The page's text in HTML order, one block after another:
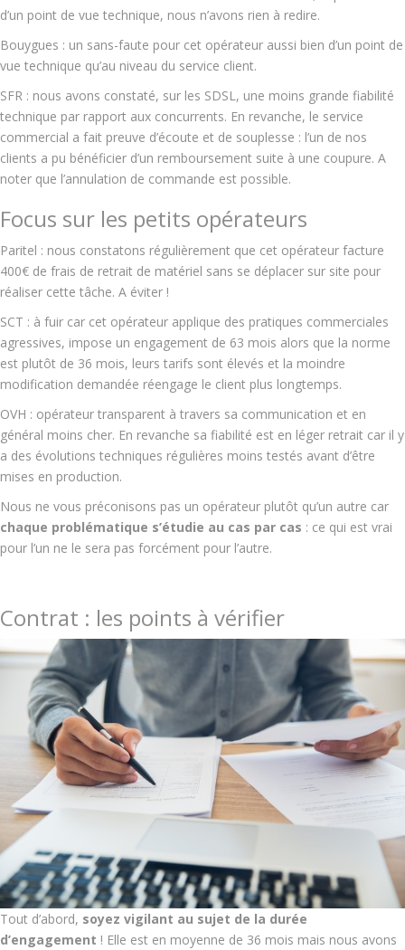
d’un point de vue technique, nous n’avons rien à redire.
Bouygues : un sans-faute pour cet opérateur aussi bien d’un point de
vue technique qu’au niveau du service client.
SFR : nous avons constaté, sur les SDSL, une moins grande fiabilité
technique par rapport aux concurrents. En revanche, le service
commercial a fait preuve d’écoute et de souplesse : l’un de nos
clients a pu bénéficier d’un remboursement suite à une coupure. A
noter que l’annulation de commande est possible.
Focus sur les petits opérateurs
Paritel : nous constatons régulièrement que cet opérateur facture
400€ de frais de retrait de matériel sans se déplacer sur site pour
réaliser cette tâche. A éviter !
SCT : à fuir car cet opérateur applique des pratiques commerciales
agressives, impose un engagement de 63 mois alors que la norme
est plutôt de 36 mois, leurs tarifs sont élevés et la moindre
modification demandée réengage le client plus longtemps.
OVH : opérateur transparent à travers sa communication et en
général moins cher. En revanche sa fiabilité est en léger retrait car il y
a des évolutions techniques régulières moins testés avant d’être
mises en production.
Nous ne vous préconisons pas un opérateur plutôt qu’un autre car
chaque problématique s’étudie au cas par cas : ce qui est vrai
pour l’un ne le sera pas forcément pour l’autre.
Contrat : les points à vérifier
Tout d’abord, soyez vigilant au sujet de la durée
d’engagement ! Elle est en moyenne de 36 mois mais nous avons